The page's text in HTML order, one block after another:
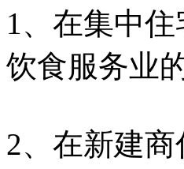
1、在集中
饮食服务业
2、在新建